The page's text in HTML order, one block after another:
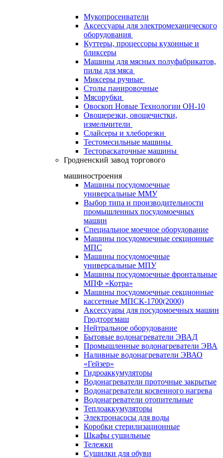
Мукопросеиватели
Аксессуары для электромеханического
оборудования
Куттеры, процессоры кухонные и
бликсеры
Машины для мясных полуфабрикатов,
пилы для мяса
Миксеры ручные
Столы панировочные
Мясорубки
Овоскоп Новые Технологии ОН-10
Овощерезки, овощечистки,
измельчители
Слайсеры и хлеборезки
Тестомесильные машины
Тестораскаточные машины
Гродненский завод торгового
машиностроения
Машины посудомоечные
универсальные ММУ
Выбор типа и производительности
промышленных посудомоечных
машин
Специальное моечное оборудование
Машины посудомоечные секционные
МПС
Машины посудомоечные
универсальные МПУ
Машины посудомоечные фронтальные
МПФ «Котра»
Машины посудомоечные секционные
кассетные МПСК-1700(2000)
Аксессуары для посудомоечных машин
Гродторгмаш
Нейтральное оборудование
Бытовые водонагреватели ЭВАД
Промышленные водонагреватели ЭВА
Наливные водонагреватели ЭВАО
«Гейзер»
Гидроаккумуляторы
Водонагреватели проточные закрытые
Водонагреватели косвенного нагрева
Водонагреватели отопительные
Теплоаккумуляторы
Электронасосы для воды
Коробки стерилизационные
Шкафы сушильные
Тележки
Сушилки для обуви